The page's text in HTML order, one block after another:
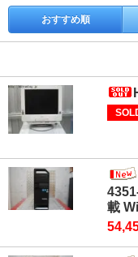
おすすめ順
載